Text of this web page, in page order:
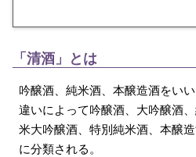
「清酒」とは
吟醸酒、純米酒、本醸造酒をい
違いによって吟醸酒、大吟醸酒
米大吟醸酒、特別純米酒、本醸
に分類される。